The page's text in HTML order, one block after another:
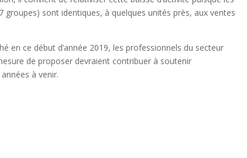
sont identiques, à quelques unités près, aux ventes
en ce début d’année 2019, les professionnels du secteur
de proposer devraient contribuer à soutenir
à venir.